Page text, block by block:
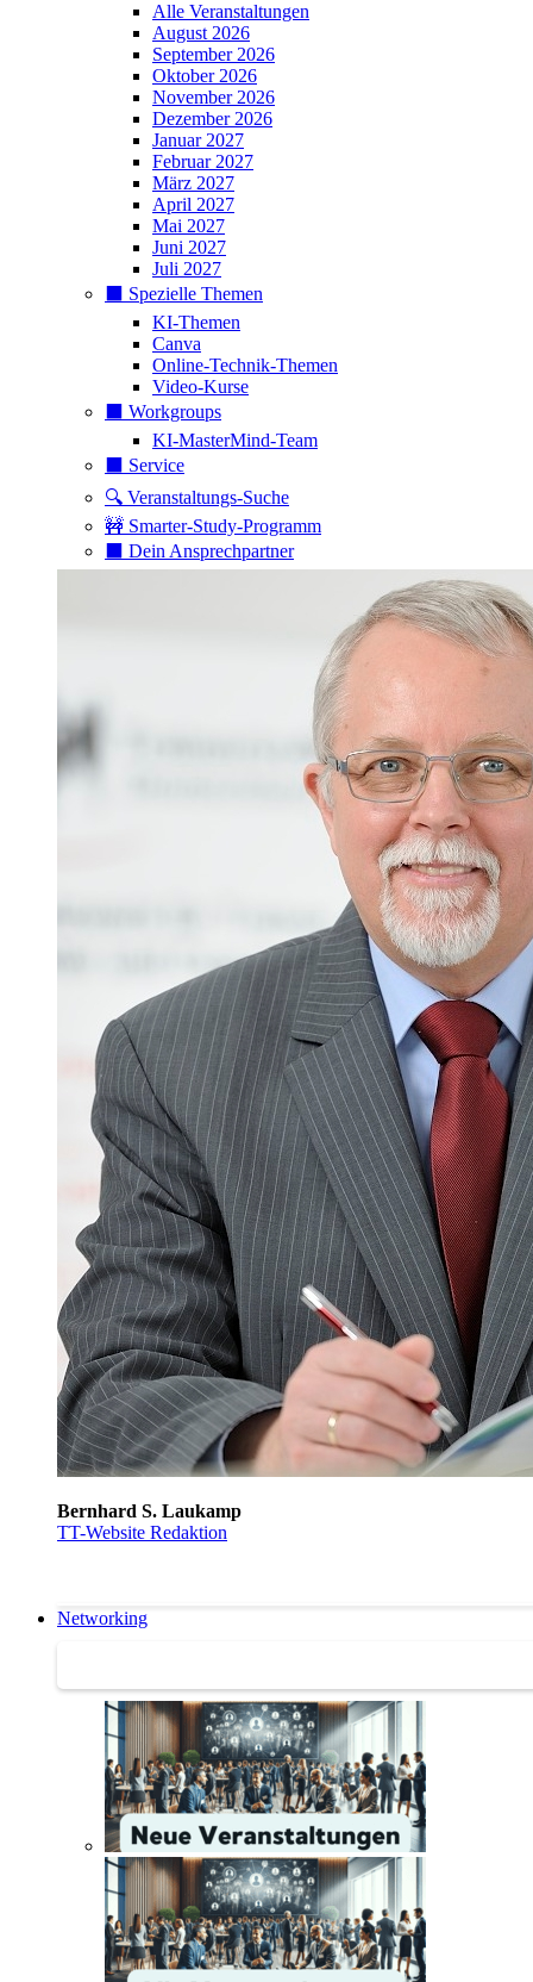
Alle Veranstaltungen
August 2026
September 2026
Oktober 2026
November 2026
Dezember 2026
Januar 2027
Februar 2027
März 2027
April 2027
Mai 2027
Juni 2027
Juli 2027
⬛️ Spezielle Themen
KI-Themen
Canva
Online-Technik-Themen
Video-Kurse
⬛️ Workgroups
KI-MasterMind-Team
⬛️ Service
🔍 Veranstaltungs-Suche
🚧 Smarter-Study-Programm
⬛️ Dein Ansprechpartner
Bernhard S. Laukamp
TT-Website Redaktion
Networking